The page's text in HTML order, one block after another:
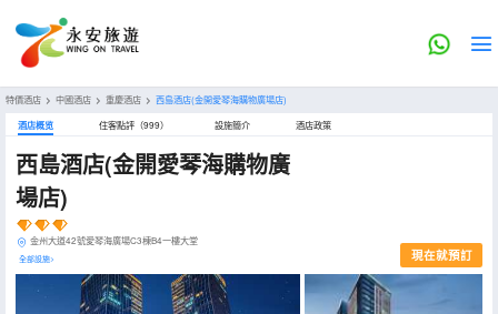
特價酒店 > 中國酒店 > 重慶酒店 > 西島酒店(金開愛琴海購物廣場店)
酒店概览 住客點評（999） 設施簡介 酒店政策
西島酒店(金開愛琴海購物廣
場店)
金州大道42號愛琴海廣場C3棟B4一樓大堂
全部設施> 現在就預訂